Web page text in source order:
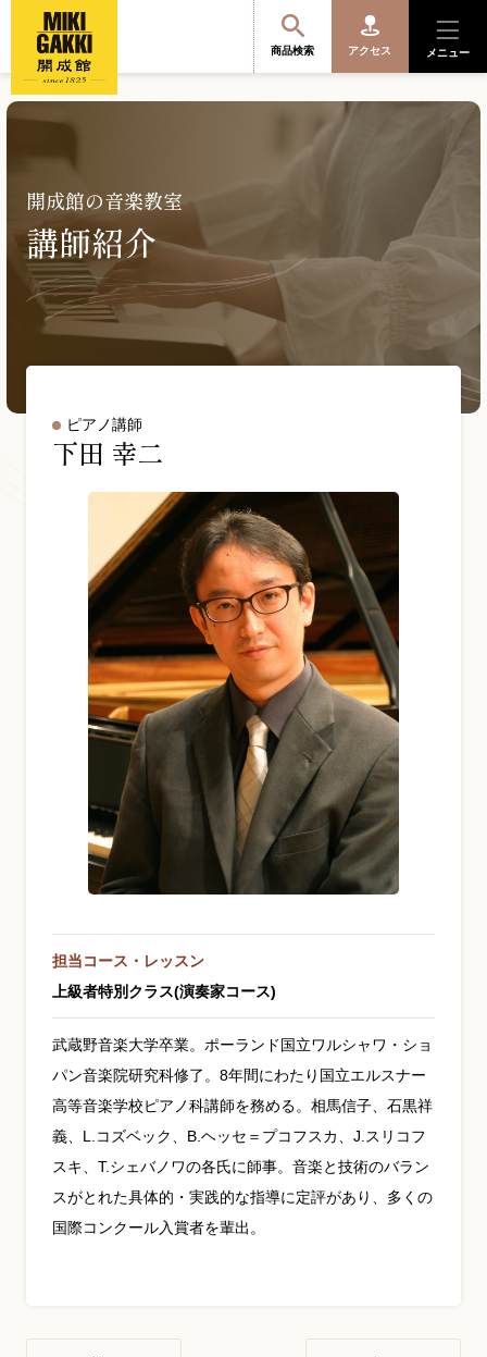
商品検索 アクセス メニュー
便利なサービス
開成館を知る
サポート・購入特典
お問い合わせ総合窓口
06-6252-0432
受付時間 10:00～19:00 (水曜定休)
発信する
お問い合わせフォーム
大阪・本町のピアノ専門店
三木楽器 開成館
大阪府大阪市中央区北久宝寺町3丁目3−4
三木楽器 開成館
ピアノ弾き比べ、過去のコンサートな
ど動画で発信中！
開成館の音楽教室
講師紹介
ピアノ講師
下田 幸二
担当コース・レッスン
上級者特別クラス(演奏家コース)
武蔵野音楽大学卒業。ポーランド国立ワルシャワ・ショ
パン音楽院研究科修了。8年間にわたり国立エルスナー
高等音楽学校ピアノ科講師を務める。相馬信子、石黒祥
義、L.コズベック、B.ヘッセ＝プコフスカ、J.スリコフ
スキ、T.シェバノワの各氏に師事。音楽と技術のバラン
スがとれた具体的・実践的な指導に定評があり、多くの
国際コンクール入賞者を輩出。